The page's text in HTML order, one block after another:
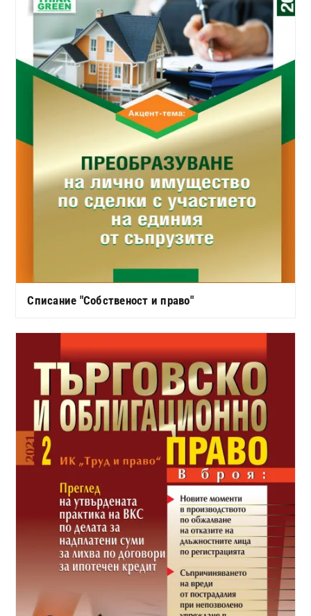
Списание "Собственост и право"